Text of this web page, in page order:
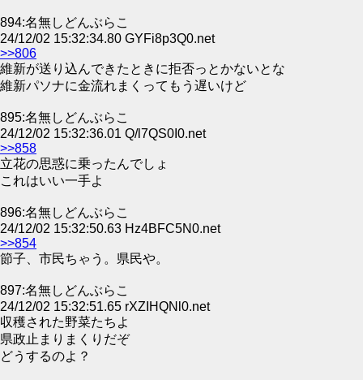
894:名無しどんぶらこ
24/12/02 15:32:34.80 GYFi8p3Q0.net
>>806
維新が送り込んできたときに拒否っとかないとな
維新パソナに金流れまくってもう遅いけど
895:名無しどんぶらこ
24/12/02 15:32:36.01 Q/l7QS0I0.net
>>858
立花の思惑に乗ったんでしょ
これはいい一手よ
896:名無しどんぶらこ
24/12/02 15:32:50.63 Hz4BFC5N0.net
>>854
節子、市民ちゃう。県民や。
897:名無しどんぶらこ
24/12/02 15:32:51.65 rXZIHQNl0.net
収穫された野菜たちよ
県政止まりまくりだぞ
どうするのよ？